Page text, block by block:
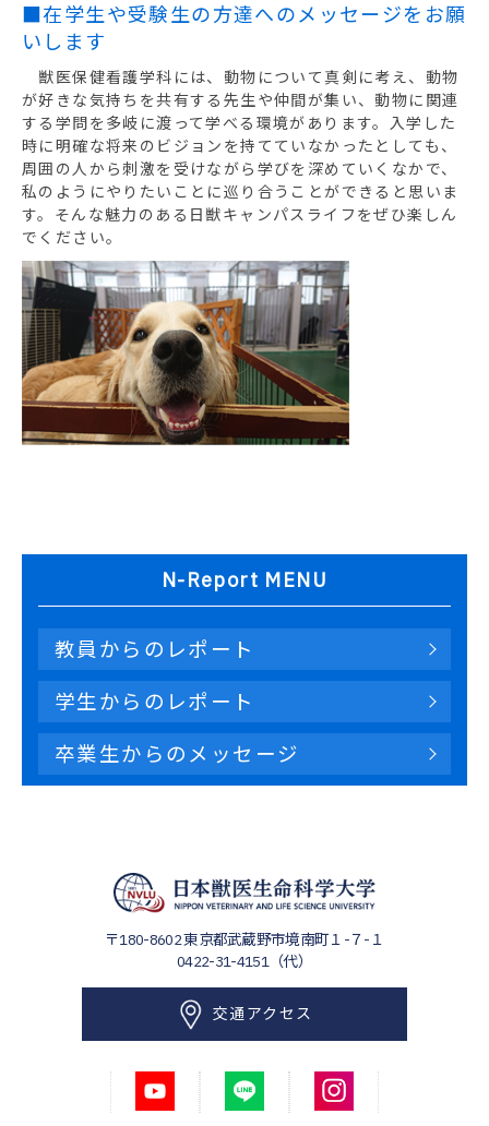
■在学生や受験生の方達へのメッセージをお願
いします
獣医保健看護学科には、動物について真剣に考え、動物
が好きな気持ちを共有する先生や仲間が集い、動物に関連
する学問を多岐に渡って学べる環境があります。入学した
時に明確な将来のビジョンを持てていなかったとしても、
周囲の人から刺激を受けながら学びを深めていくなかで、
私のようにやりたいことに巡り合うことができると思いま
す。そんな魅力のある日獣キャンパスライフをぜひ楽しん
でください。
N-Report MENU
教員からのレポート
学生からのレポート
卒業生からのメッセージ
〒180-8602東京都武蔵野市境南町１-７-１
0422-31-4151（代）
交通アクセス